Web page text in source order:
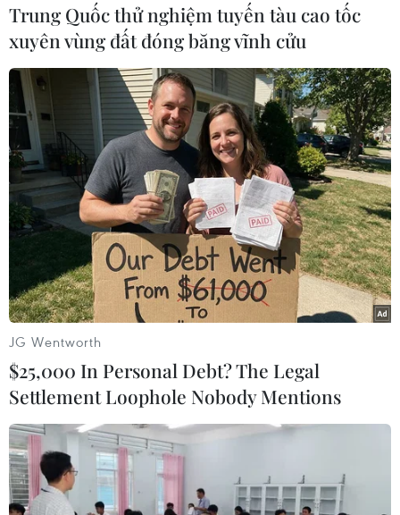
#Ngày Thương binh-Liệt sỹ
#Bộ Quốc phòng
#tặng quà các đối tượng chính sách
#huyện Gio Linh
#Nghĩa trang Liệt sỹ Quốc gia Trường Sơn
#Thành Cổ Quảng Trị
#Quảng Trị Quảng Trị
Theo dõi VietnamPlus
Trung Quốc thử nghiệm tuyến tàu cao tốc
xuyên vùng đất đóng băng vĩnh cửu
JG Wentworth
$25,000 In Personal Debt? The Legal
Settlement Loophole Nobody Mentions